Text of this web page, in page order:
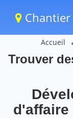
Accueil
Trouver
d'affaire